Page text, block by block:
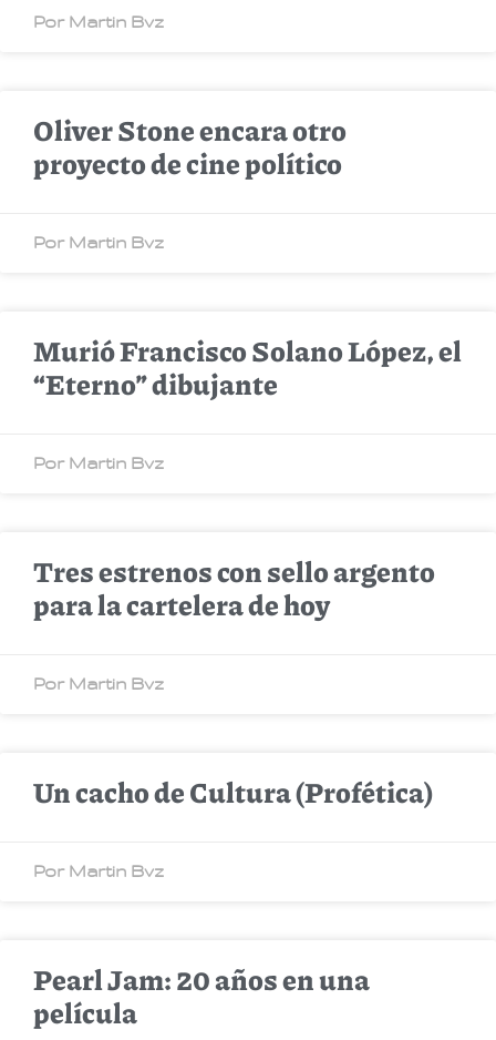
Por Martin Bvz
Oliver Stone encara otro
proyecto de cine político
Por Martin Bvz
Murió Francisco Solano López, el
“Eterno” dibujante
Por Martin Bvz
Tres estrenos con sello argento
para la cartelera de hoy
Por Martin Bvz
Un cacho de Cultura (Profética)
Por Martin Bvz
Pearl Jam: 20 años en una
película